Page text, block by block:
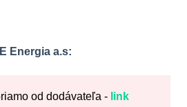
Energia a.s:
od dodávateľa - link